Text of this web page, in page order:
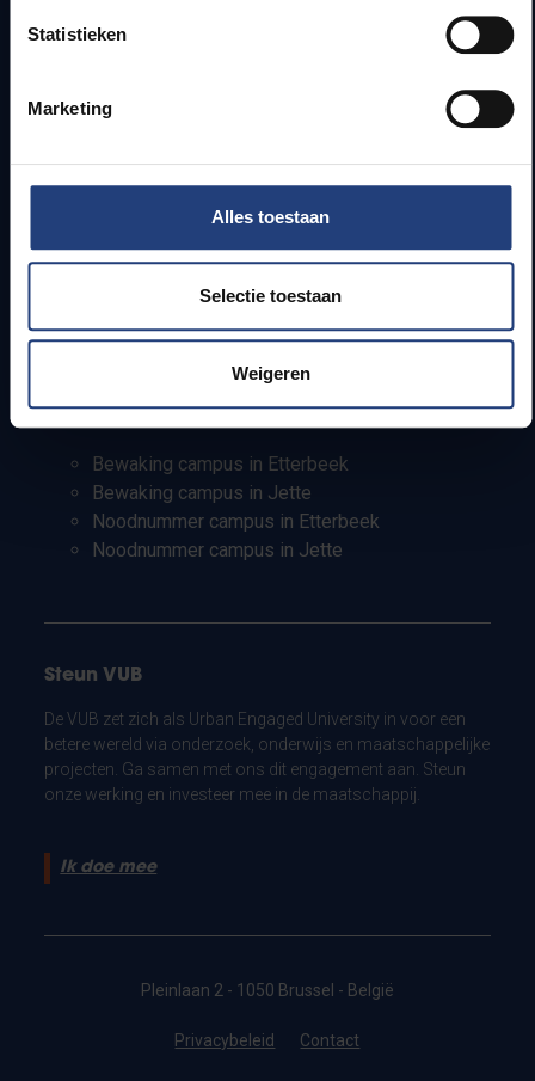
Statistieken
Marketing
Alles toestaan
Selectie toestaan
Weigeren
Campusfaciliteiten
Info voor
Pers
Studenten
PhD-studenten
Werkstudenten
Internationale studenten
Bewaking campus in Etterbeek
Bewaking campus in Jette
Noodnummer campus in Etterbeek
Noodnummer campus in Jette
Steun VUB
De VUB zet zich als Urban Engaged University in voor een
betere wereld via onderzoek, onderwijs en maatschappelijke
projecten. Ga samen met ons dit engagement aan. Steun
onze werking en investeer mee in de maatschappij.
Ik doe mee
Pleinlaan 2 - 1050 Brussel - België
Privacybeleid Contact